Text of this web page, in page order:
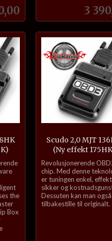
Pris
3
the
Box
Scudo 2,0 MJT
(Ny effekt
inkl.
mva.
Revolusjonerende
chip. Med denne
er tuningen enkel,
sikker og
Dessuten kan man også
tilbakestille til originalt.